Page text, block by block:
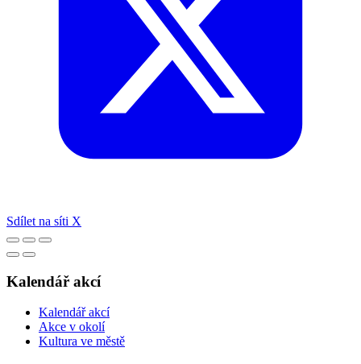
Sdílet na síti X
Kalendář akcí
Kalendář akcí
Akce v okolí
Kultura ve městě